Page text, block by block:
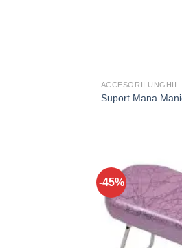
ACCESORII UNGHII
Suport Mana
-45%